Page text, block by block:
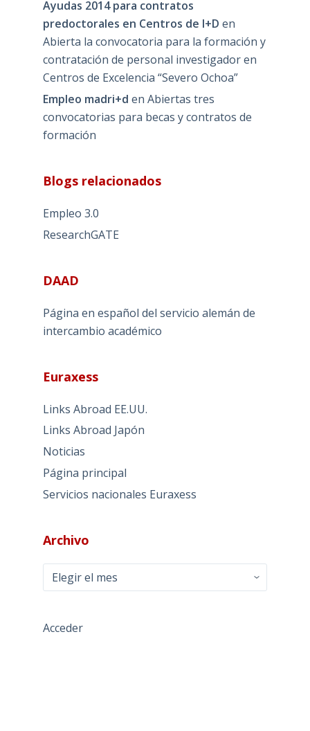
Ayudas 2014 para contratos
predoctorales en Centros de I+D en
Abierta la convocatoria para la formación y
contratación de personal investigador en
Centros de Excelencia “Severo Ochoa”
Empleo madri+d en Abiertas tres
convocatorias para becas y contratos de
formación
Blogs relacionados
Empleo 3.0
ResearchGATE
DAAD
Página en español del servicio alemán de
intercambio académico
Euraxess
Links Abroad EE.UU.
Links Abroad Japón
Noticias
Página principal
Servicios nacionales Euraxess
Archivo
Archivo
Acceder